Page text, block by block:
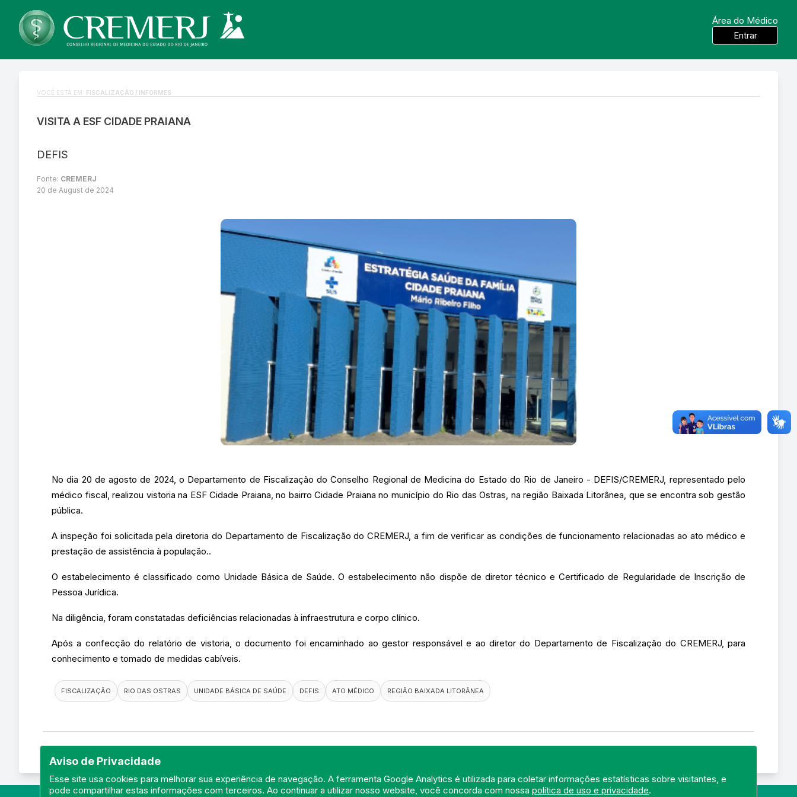
Área do Médico
Entrar
Aviso de Privacidade
Esse site usa cookies para melhorar sua experiência de navegação. A ferramenta Google Analytics é utilizada para coletar informações estatísticas sobre visitantes, e
pode compartilhar estas informações com terceiros. Ao continuar a utilizar nosso website, você concorda com nossapolítica de uso e privacidade.
VOCÊ ESTÁ EM: FISCALIZAÇÃO / INFORMES
VISITA A ESF CIDADE PRAIANA
DEFIS
Fonte: CREMERJ
20 de August de 2024
No dia 20 de agosto de 2024, o Departamento de Fiscalização do Conselho Regional de Medicina do Estado do Rio de Janeiro - DEFIS/CREMERJ, representado pelo
médico fiscal, realizou vistoria na ESF Cidade Praiana, no bairro Cidade Praiana no município do Rio das Ostras, na região Baixada Litorânea, que se encontra sob gestão
pública.
A inspeção foi solicitada pela diretoria do Departamento de Fiscalização do CREMERJ, a fim de verificar as condições de funcionamento relacionadas ao ato médico e
prestação de assistência à população..
O estabelecimento é classificado como Unidade Básica de Saúde. O estabelecimento não dispõe de diretor técnico e Certificado de Regularidade de Inscrição de
Pessoa Jurídica.
Na diligência, foram constatadas deficiências relacionadas à infraestrutura e corpo clínico.
Após a confecção do relatório de vistoria, o documento foi encaminhado ao gestor responsável e ao diretor do Departamento de Fiscalização do CREMERJ, para
conhecimento e tomado de medidas cabíveis.
FISCALIZAÇÃO RIO DAS OSTRAS UNIDADE BÁSICA DE SAÚDE DEFIS ATO MÉDICO REGIÃO BAIXADA LITORÂNEA